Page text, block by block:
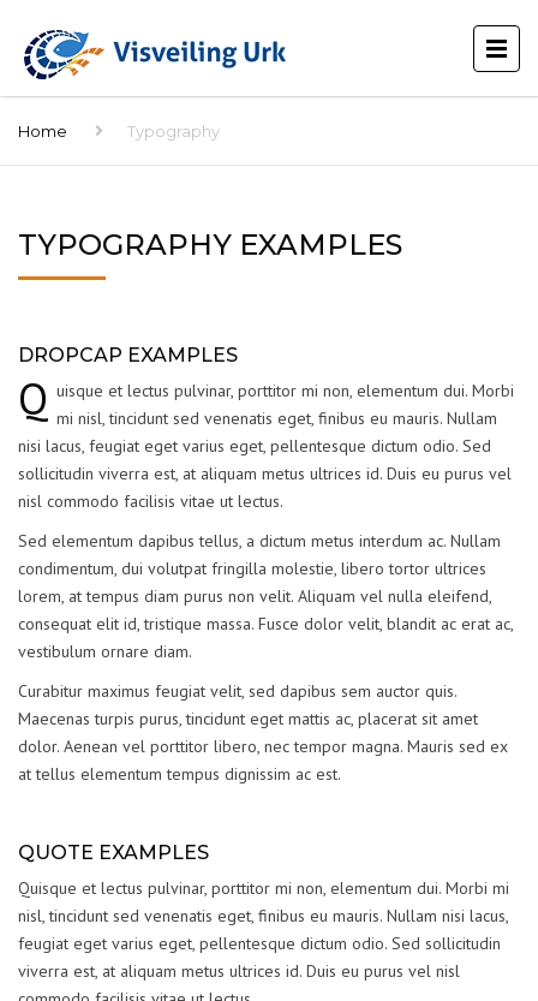
Home Typography
TYPOGRAPHY EXAMPLES
DROPCAP EXAMPLES
Q uisque et lectus pulvinar, porttitor mi non, elementum dui. Morbi
mi nisl, tincidunt sed venenatis eget, finibus eu mauris. Nullam
nisi lacus, feugiat eget varius eget, pellentesque dictum odio. Sed
sollicitudin viverra est, at aliquam metus ultrices id. Duis eu purus vel
nisl commodo facilisis vitae ut lectus.
Sed elementum dapibus tellus, a dictum metus interdum ac. Nullam
condimentum, dui volutpat fringilla molestie, libero tortor ultrices
lorem, at tempus diam purus non velit. Aliquam vel nulla eleifend,
consequat elit id, tristique massa. Fusce dolor velit, blandit ac erat ac,
vestibulum ornare diam.
Curabitur maximus feugiat velit, sed dapibus sem auctor quis.
Maecenas turpis purus, tincidunt eget mattis ac, placerat sit amet
dolor. Aenean vel porttitor libero, nec tempor magna. Mauris sed ex
at tellus elementum tempus dignissim ac est.
QUOTE EXAMPLES
Quisque et lectus pulvinar, porttitor mi non, elementum dui. Morbi mi
nisl, tincidunt sed venenatis eget, finibus eu mauris. Nullam nisi lacus,
feugiat eget varius eget, pellentesque dictum odio. Sed sollicitudin
viverra est, at aliquam metus ultrices id. Duis eu purus vel nisl